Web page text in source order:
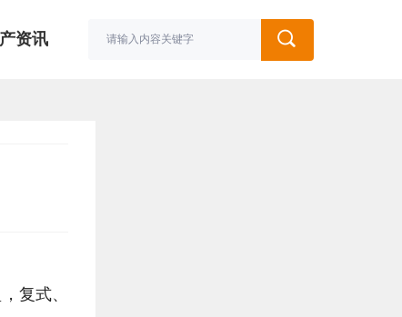
资讯
复式、